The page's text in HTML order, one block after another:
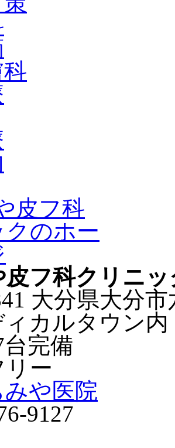
皮フ科クリニッ
大分県大分
ィカルタウン内
完備
ー
や医院
9127